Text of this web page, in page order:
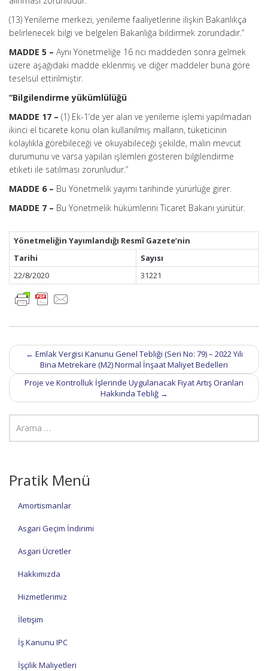
(13) Yenileme merkezi, yenileme faaliyetlerine ilişkin Bakanlıkça
belirlenecek bilgi ve belgeleri Bakanlığa bildirmek zorundadır.”
MADDE 5 – Aynı Yönetmeliğe 16 ncı maddeden sonra gelmek
üzere aşağıdaki madde eklenmiş ve diğer maddeler buna göre
teselsül ettirilmiştir.
“Bilgilendirme yükümlülüğü
MADDE 17 – (1) Ek-1’de yer alan ve yenileme işlemi yapılmadan
ikinci el ticarete konu olan kullanılmış malların, tüketicinin
kolaylıkla görebileceği ve okuyabileceği şekilde, malın mevcut
durumunu ve varsa yapılan işlemleri gösteren bilgilendirme
etiketi ile satılması zorunludur.”
MADDE 6 – Bu Yönetmelik yayımı tarihinde yürürlüğe girer.
MADDE 7 – Bu Yönetmelik hükümlerini Ticaret Bakanı yürütür.
Yönetmeliğin Yayımlandığı Resmî Gazete’nin
Tarihi
Sayısı
22/8/2020
31221
Post
navigation
← Emlak Vergisi Kanunu Genel Tebliği (Seri No: 79) – 2022 Yılı
Bina Metrekare (M2) Normal İnşaat Maliyet Bedelleri
Proje ve Kontrolluk İşlerinde Uygulanacak Fiyat Artış Oranları
Hakkında Tebliğ →
Pratik Menü
Amortismanlar
Asgari Geçim İndirimi
Asgari Ücretler
Hakkımızda
Hizmetlerimiz
İletişim
İş Kanunu IPC
İşçilik Maliyetleri